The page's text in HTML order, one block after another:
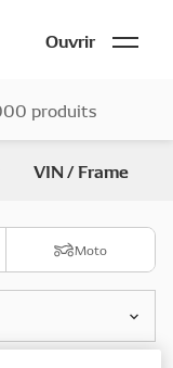
Ouvrir
VIN / Frame
Moto